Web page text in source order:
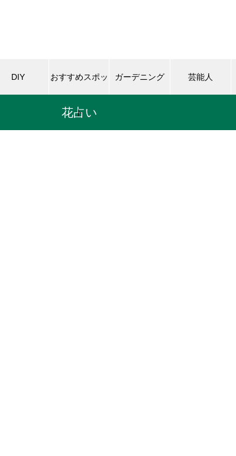
DIY おすすめスポッ
ト
ガーデニング 芸能人
花占い